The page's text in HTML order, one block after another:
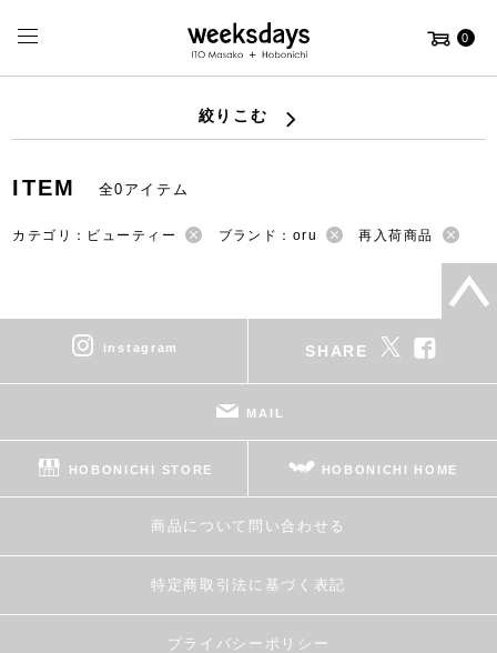
0
絞りこむ
ITEM 全0アイテム
カテゴリ：ビューティー ブランド：oru 再入荷商品
instagram SHARE
MAIL
HOBONICHI STORE HOBONICHI HOME
商品について問い合わせる
特定商取引法に基づく表記
プライバシーポリシー